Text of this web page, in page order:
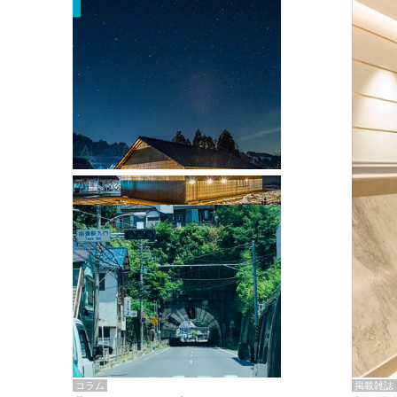
掲載雑誌
掲載雑誌・書籍
『街歩き研修「アールデコとモダニズ
ム、和風バロック」』のレポート記事が
掲載
コラム